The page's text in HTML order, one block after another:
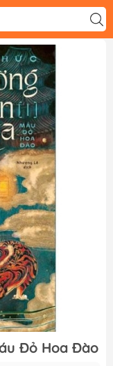
Đỏ Hoa Đào